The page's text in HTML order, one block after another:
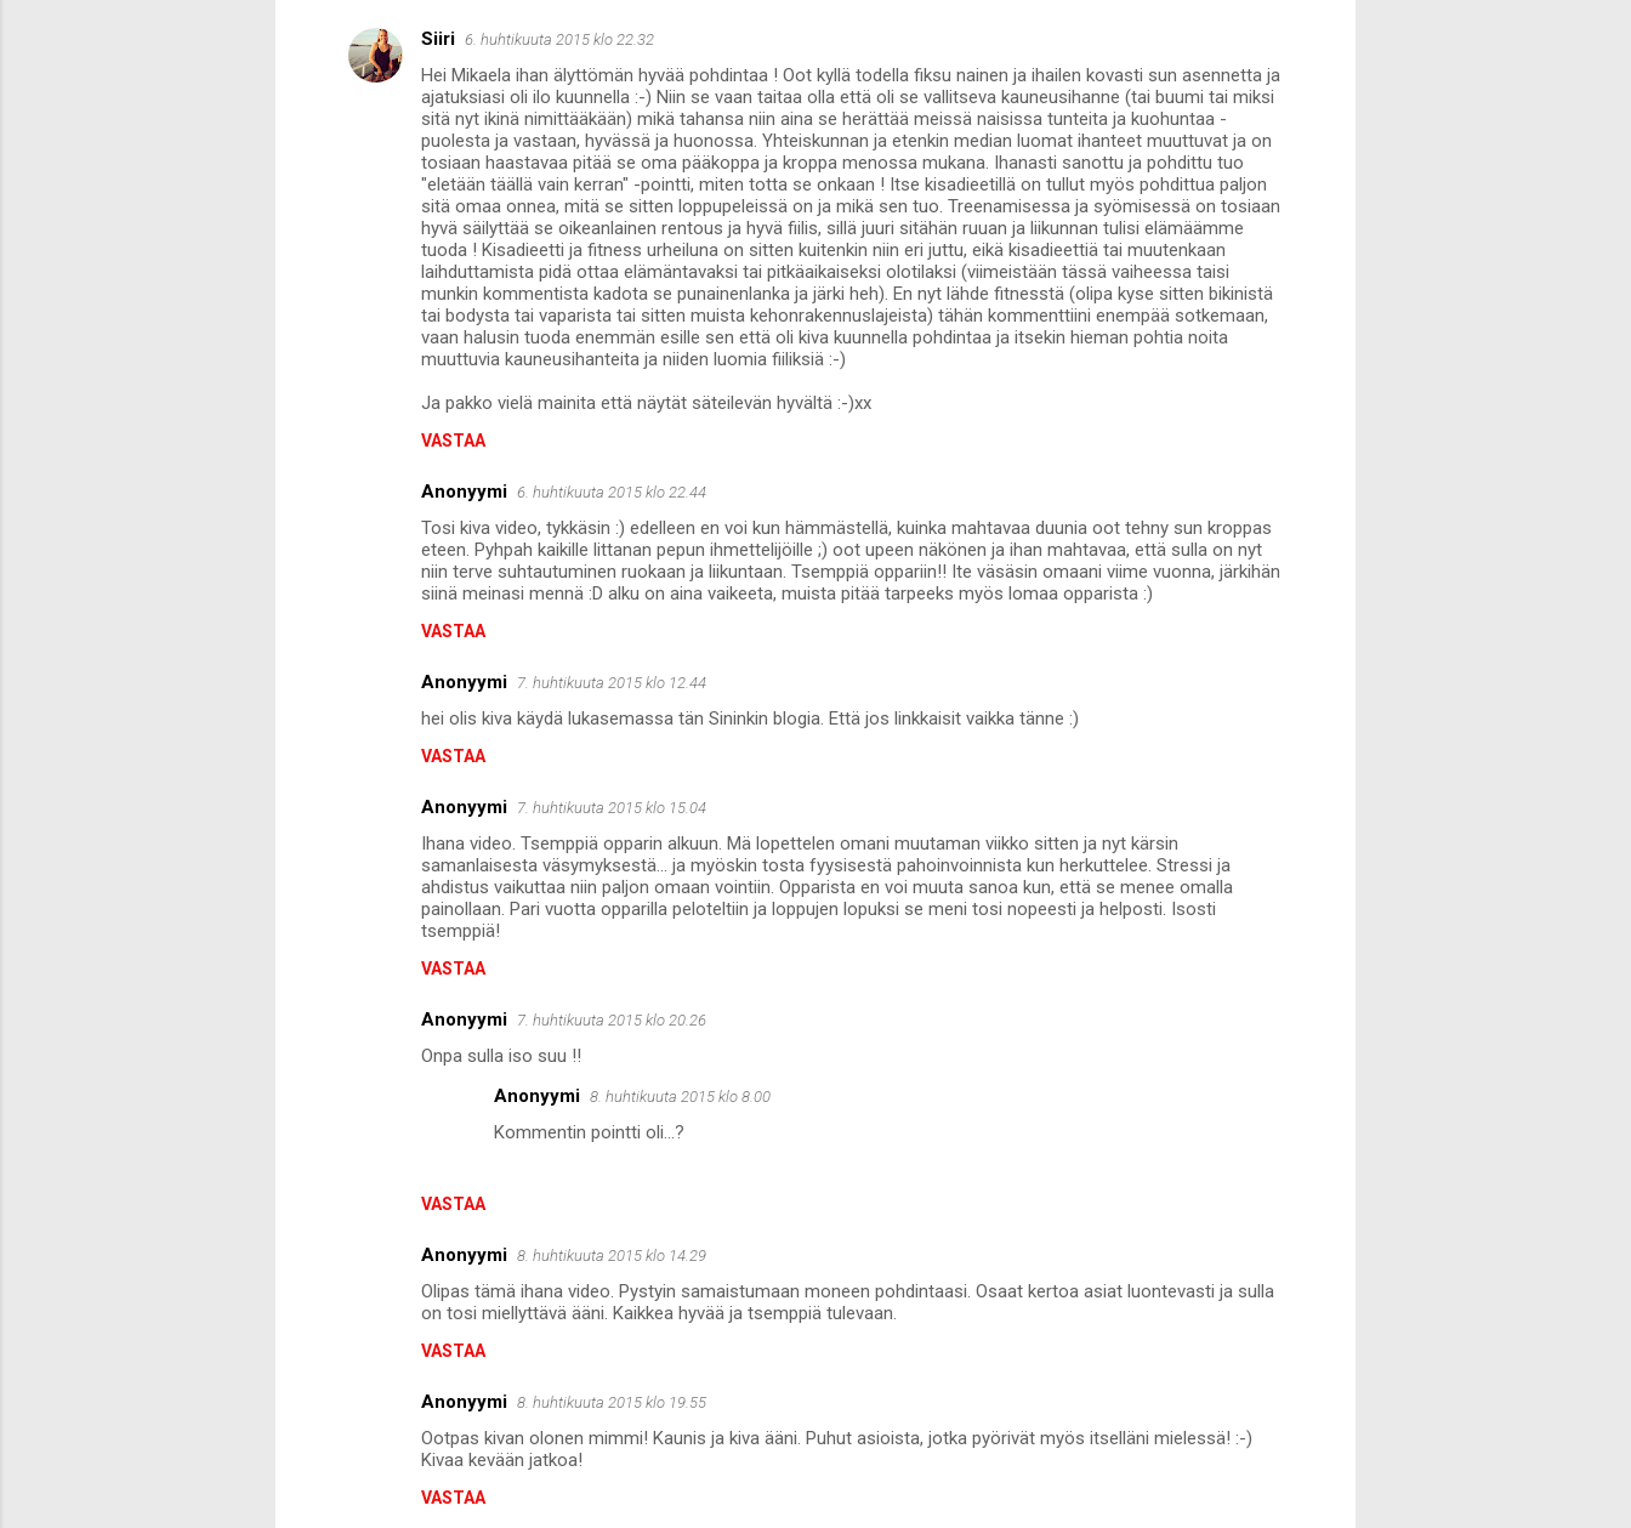
Siiri 6. huhtikuuta 2015 klo 22.32
Hei Mikaela ihan älyttömän hyvää pohdintaa ! Oot kyllä todella fiksu nainen ja ihailen kovasti sun asennetta ja
ajatuksiasi oli ilo kuunnella :-) Niin se vaan taitaa olla että oli se vallitseva kauneusihanne (tai buumi tai miksi
sitä nyt ikinä nimittääkään) mikä tahansa niin aina se herättää meissä naisissa tunteita ja kuohuntaa -
puolesta ja vastaan, hyvässä ja huonossa. Yhteiskunnan ja etenkin median luomat ihanteet muuttuvat ja on
tosiaan haastavaa pitää se oma pääkoppa ja kroppa menossa mukana. Ihanasti sanottu ja pohdittu tuo
"eletään täällä vain kerran" -pointti, miten totta se onkaan ! Itse kisadieetillä on tullut myös pohdittua paljon
sitä omaa onnea, mitä se sitten loppupeleissä on ja mikä sen tuo. Treenamisessa ja syömisessä on tosiaan
hyvä säilyttää se oikeanlainen rentous ja hyvä fiilis, sillä juuri sitähän ruuan ja liikunnan tulisi elämäämme
tuoda ! Kisadieetti ja fitness urheiluna on sitten kuitenkin niin eri juttu, eikä kisadieettiä tai muutenkaan
laihduttamista pidä ottaa elämäntavaksi tai pitkäaikaiseksi olotilaksi (viimeistään tässä vaiheessa taisi
munkin kommentista kadota se punainenlanka ja järki heh). En nyt lähde fitnesstä (olipa kyse sitten bikinistä
tai bodysta tai vaparista tai sitten muista kehonrakennuslajeista) tähän kommenttiini enempää sotkemaan,
vaan halusin tuoda enemmän esille sen että oli kiva kuunnella pohdintaa ja itsekin hieman pohtia noita
muuttuvia kauneusihanteita ja niiden luomia fiiliksiä :-)
Ja pakko vielä mainita että näytät säteilevän hyvältä :-)xx
VASTAA
Anonyymi 6. huhtikuuta 2015 klo 22.44
Tosi kiva video, tykkäsin :) edelleen en voi kun hämmästellä, kuinka mahtavaa duunia oot tehny sun kroppas
eteen. Pyhpah kaikille littanan pepun ihmettelijöille ;) oot upeen näkönen ja ihan mahtavaa, että sulla on nyt
niin terve suhtautuminen ruokaan ja liikuntaan. Tsemppiä oppariin!! Ite väsäsin omaani viime vuonna, järkihän
siinä meinasi mennä :D alku on aina vaikeeta, muista pitää tarpeeks myös lomaa opparista :)
VASTAA
Anonyymi 7. huhtikuuta 2015 klo 12.44
hei olis kiva käydä lukasemassa tän Sininkin blogia. Että jos linkkaisit vaikka tänne :)
VASTAA
Anonyymi 7. huhtikuuta 2015 klo 15.04
Ihana video. Tsemppiä opparin alkuun. Mä lopettelen omani muutaman viikko sitten ja nyt kärsin
samanlaisesta väsymyksestä... ja myöskin tosta fyysisestä pahoinvoinnista kun herkuttelee. Stressi ja
ahdistus vaikuttaa niin paljon omaan vointiin. Opparista en voi muuta sanoa kun, että se menee omalla
painollaan. Pari vuotta opparilla peloteltiin ja loppujen lopuksi se meni tosi nopeesti ja helposti. Isosti
tsemppiä!
VASTAA
Anonyymi 7. huhtikuuta 2015 klo 20.26
Onpa sulla iso suu !!
VASTAA
Anonyymi 8. huhtikuuta 2015 klo 8.00
Kommentin pointti oli...?
Anonyymi 8. huhtikuuta 2015 klo 14.29
Olipas tämä ihana video. Pystyin samaistumaan moneen pohdintaasi. Osaat kertoa asiat luontevasti ja sulla
on tosi miellyttävä ääni. Kaikkea hyvää ja tsemppiä tulevaan.
VASTAA
Anonyymi 8. huhtikuuta 2015 klo 19.55
Ootpas kivan olonen mimmi! Kaunis ja kiva ääni. Puhut asioista, jotka pyörivät myös itselläni mielessä! :-)
Kivaa kevään jatkoa!
VASTAA